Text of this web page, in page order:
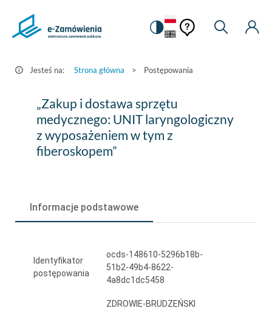
Postępowania
Zamówienia.gov.pl
Zmiana
na
kontrastową
Pomoc
kontekstowa
Pomoc
Moje
Jesteś na: Strona główna > Postępowania
„Zakup
dostawa
sprzętu
UNIT
laryngologiczny
wyposażeniem
„Zakup i dostawa sprzętu
medycznego: UNIT laryngologiczny
z wyposażeniem w tym z
fiberoskopem”
Informacje podstawowe
Identyfikator
postępowania
ocds-148610-5296b18b-
51b2-49b4-8622-
4a8dc1dc5458
ZDROWIE-BRUDZEŃSKI